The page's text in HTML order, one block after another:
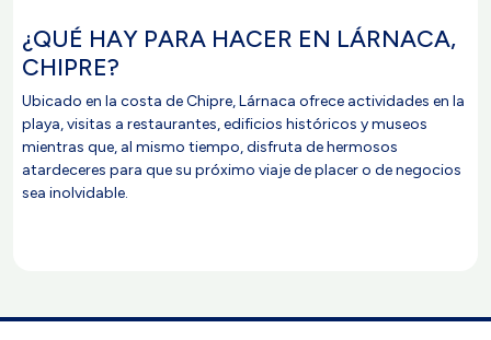
¿QUÉ HAY PARA HACER EN LÁRNACA,
CHIPRE?
Ubicado en la costa de Chipre, Lárnaca ofrece actividades en la
playa, visitas a restaurantes, edificios históricos y museos
mientras que, al mismo tiempo, disfruta de hermosos
atardeceres para que su próximo viaje de placer o de negocios
sea inolvidable.